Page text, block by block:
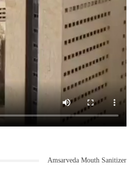
Amsarveda Mouth Sanitizer